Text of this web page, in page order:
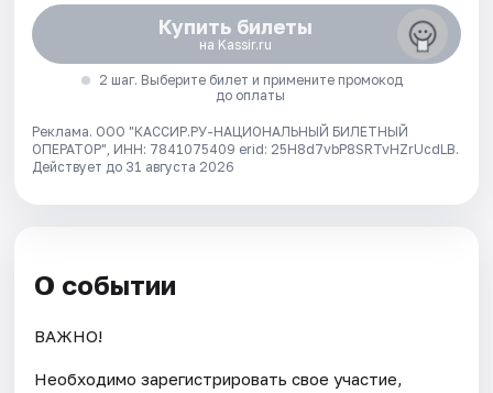
Купить билеты
на Kassir.ru
2 шаг. Выберите билет и примените промокод
до оплаты
Реклама. ООО "КАССИР.РУ-НАЦИОНАЛЬНЫЙ БИЛЕТНЫЙ
ОПЕРАТОР", ИНН: 7841075409 erid: 25H8d7vbP8SRTvHZrUcdLB.
Действует до 31 августа 2026
О событии
ВАЖНО!
Необходимо зарегистрировать свое участие,